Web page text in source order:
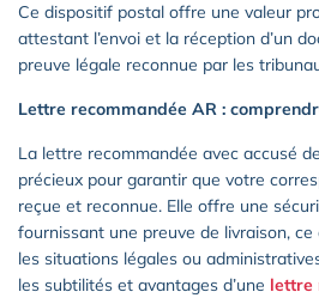
Ce dispositif postal offre une valeur
attestant l’envoi et la réception d’un
preuve légale reconnue par les
Lettre recommandée AR :
La lettre recommandée avec accusé
précieux pour garantir que votre
reçue et reconnue. Elle offre une
fournissant une preuve de livraison,
les situations légales ou
les subtilités et avantages d’une lettre